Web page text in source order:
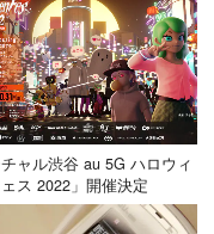
チャル渋谷 au 5G ハロウィ
ス 2022」開催決定